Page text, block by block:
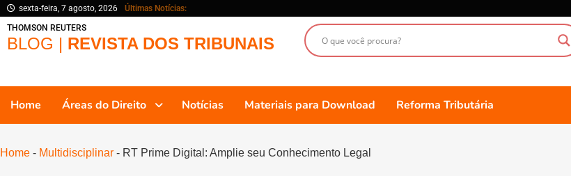
sexta-feira, 7 agosto, 2026
Últimas Notícias:
THOMSON REUTERS
BLOG | REVISTA DOS TRIBUNAIS
Home Áreas do Direito Notícias Materiais para Download Reforma Tributária
Home - Multidisciplinar - RT Prime Digital: Amplie seu Conhecimento Legal